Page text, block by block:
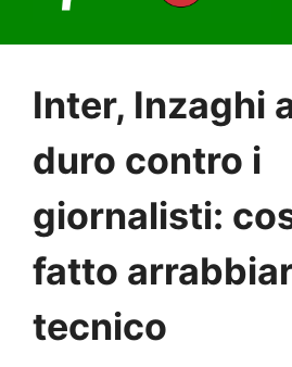
Inter, Inzaghi
duro contro i
giornalisti:
fatto
tecnico